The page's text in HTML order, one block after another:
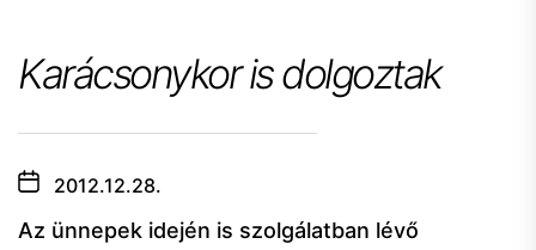
Karácsonykor is dolgoztak
2012.12.28.
Az ünnepek idején is szolgálatban lévő